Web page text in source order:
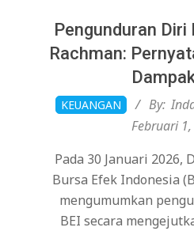
Pengunduran Diri
Rachman:
2026-
02-
KEUANGAN By:
Februari
Pada 30 Januari 2026,
Bursa Efek Indonesia
mengumumkan
BEI secara